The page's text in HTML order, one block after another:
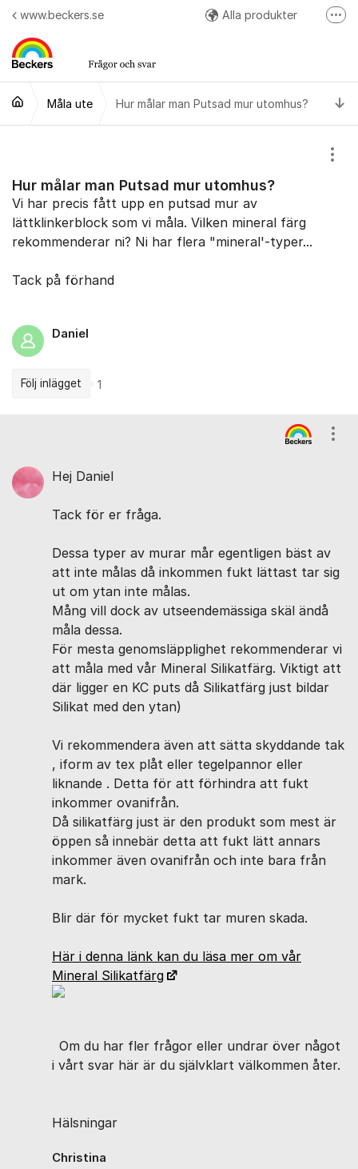
Hoppa till innehåll
www.beckers.se Alla produkter
Easy Colour App
Måla ute Hur målar man Putsad mur utomhus?
Hur målar man Putsad mur utomhus?
Vi har precis fått upp en putsad mur av
lättklinkerblock som vi måla. Vilken mineral färg
rekommenderar ni? Ni har flera "mineral'-typer...
Tack på förhand
Daniel
Följ inlägget 1
Hej Daniel
Tack för er fråga.
Dessa typer av murar mår egentligen bäst av
att inte målas då inkommen fukt lättast tar sig
ut om ytan inte målas.
Mång vill dock av utseendemässiga skäl ändå
måla dessa.
För mesta genomsläpplighet rekommenderar vi
att måla med vår Mineral Silikatfärg. Viktigt att
där ligger en KC puts då Silikatfärg just bildar
Silikat med den ytan)
Vi rekommendera även att sätta skyddande tak
, iform av tex plåt eller tegelpannor eller
liknande . Detta för att förhindra att fukt
inkommer ovanifrån.
Då silikatfärg just är den produkt som mest är
öppen så innebär detta att fukt lätt annars
inkommer även ovanifrån och inte bara från
mark.
Blir där för mycket fukt tar muren skada.
Här i denna länk kan du läsa mer om vår
Mineral Silikatfärg
Om du har fler frågor eller undrar över något
i vårt svar här är du självklart välkommen åter.
Hälsningar
Christina